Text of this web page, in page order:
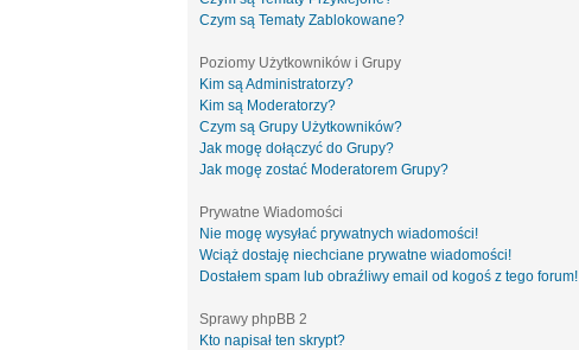
Czym są Tematy Zablokowane?
Poziomy Użytkowników i Grupy
Kim są Administratorzy?
Kim są Moderatorzy?
Czym są Grupy Użytkowników?
Jak mogę dołączyć do Grupy?
Jak mogę zostać Moderatorem Grupy?
Prywatne Wiadomości
Nie mogę wysyłać prywatnych wiadomości!
Wciąż dostaję niechciane prywatne wiadomości!
Dostałem spam lub obraźliwy email od kogoś z tego forum!
Sprawy phpBB 2
Kto napisał ten skrypt?